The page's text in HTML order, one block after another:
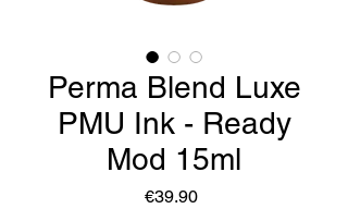
Perma Blend Luxe
PMU Ink - Ready
Mod 15ml
€39.90Price